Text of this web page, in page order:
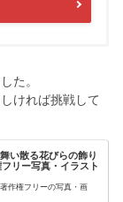
た。
ければ挑戦して
い散る花びらの飾り
リー写真・イラスト
作権フリーの写真・画